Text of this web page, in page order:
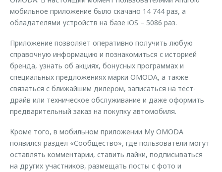
мобильное приложение было скачано 14 744 раз, а
обладателями устройств на базе iOS – 5086 раз.
Приложение позволяет оперативно получить любую
справочную информацию и познакомиться с историей
бренда, узнать об акциях, бонусных программах и
специальных предложениях марки OMODA, а также
связаться с ближайшим дилером, записаться на тест-
драйв или техническое обслуживание и даже оформить
предварительный заказ на покупку автомобиля.
Кроме того, в мобильном приложении My OMODA
появился раздел «Сообщество», где пользователи могут
оставлять комментарии, ставить лайки, подписываться
на других участников, размещать посты с фото и